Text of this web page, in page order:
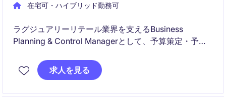
在宅可・ハイブリッド勤務可
ラグジュアリーリテール業界を支えるBusiness
Planning & Control Managerとして、予算策定・予測
す。財務分析だけでなく、在庫・運転資本管理や経営
判断のサポートを行うビジネスパートナーとして活躍
求人を見る